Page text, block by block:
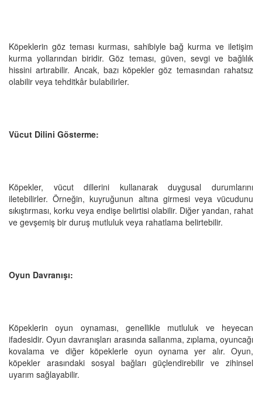
Köpeklerin göz teması kurması, sahibiyle bağ kurma ve iletişim
kurma yollarından biridir. Göz teması, güven, sevgi ve bağlılık
hissini artırabilir. Ancak, bazı köpekler göz temasından rahatsız
olabilir veya tehditkâr bulabilirler.
Vücut Dilini Gösterme:
Köpekler, vücut dillerini kullanarak duygusal durumlarını
iletebilirler. Örneğin, kuyruğunun altına girmesi veya vücudunu
sıkıştırması, korku veya endişe belirtisi olabilir. Diğer yandan, rahat
ve gevşemiş bir duruş mutluluk veya rahatlama belirtebilir.
Oyun Davranışı:
Köpeklerin oyun oynaması, genellikle mutluluk ve heyecan
ifadesidir. Oyun davranışları arasında sallanma, zıplama, oyuncağı
kovalama ve diğer köpeklerle oyun oynama yer alır. Oyun,
köpekler arasındaki sosyal bağları güçlendirebilir ve zihinsel
uyarım sağlayabilir.